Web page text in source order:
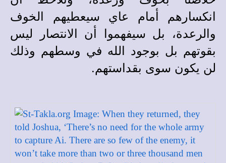
انكسارهم أمام عاي سيعطيهم الخوف
والرعدة، بل سيفهموا أن الانتصار ليس
بقوتهم بل بوجود الله في وسطهم وذلك
لن يكون سوى بقداستهم.